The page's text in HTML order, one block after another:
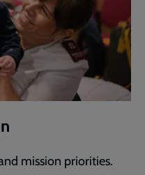
mission priorities.